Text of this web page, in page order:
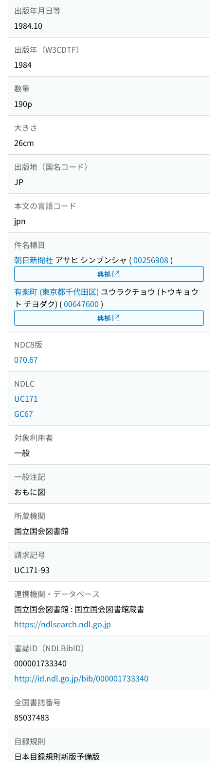
出版年月日等
1984.10
出版年（W3CDTF）
1984
数量
190p
大きさ
26cm
出版地（国名コード）
JP
本文の言語コード
jpn
件名標目
朝日新聞社 アサヒ シンブンシャ (00256908 )
典拠
有楽町 (東京都千代田区) ユウラクチョウ (トウキョウ
ト チヨダク) (00647600 )
典拠
NDC8版
070.67
NDLC
UC171
GC67
対象利用者
一般
一般注記
おもに図
所蔵機関
国立国会図書館
請求記号
UC171-93
連携機関・データベース
国立国会図書館 : 国立国会図書館蔵書
https://ndlsearch.ndl.go.jp
書誌ID（NDLBibID）
000001733340
http://id.ndl.go.jp/bib/000001733340
全国書誌番号
85037483
目録規則
日本目録規則新版予備版